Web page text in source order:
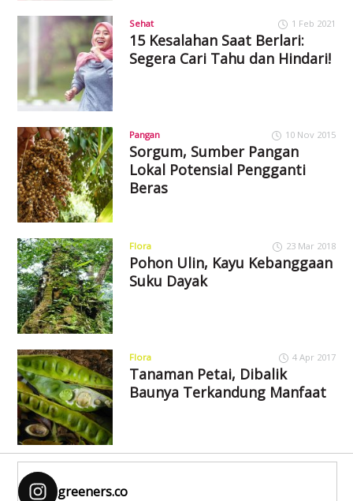
Sehat 1 Feb 2021
15 Kesalahan Saat Berlari:
Segera Cari Tahu dan Hindari!
Pangan 10 Nov 2015
Sorgum, Sumber Pangan
Lokal Potensial Pengganti
Beras
Flora 23 Mar 2018
Pohon Ulin, Kayu Kebanggaan
Suku Dayak
Flora 4 Apr 2017
Tanaman Petai, Dibalik
Baunya Terkandung Manfaat
greeners.co